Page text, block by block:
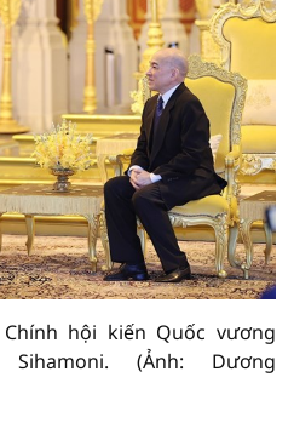
hội kiến Quốc vương
Sihamoni. (Ảnh: Dương